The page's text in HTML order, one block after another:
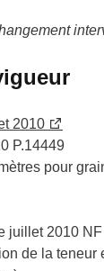
2010
P.14449
pour
juillet 2010
de la teneur